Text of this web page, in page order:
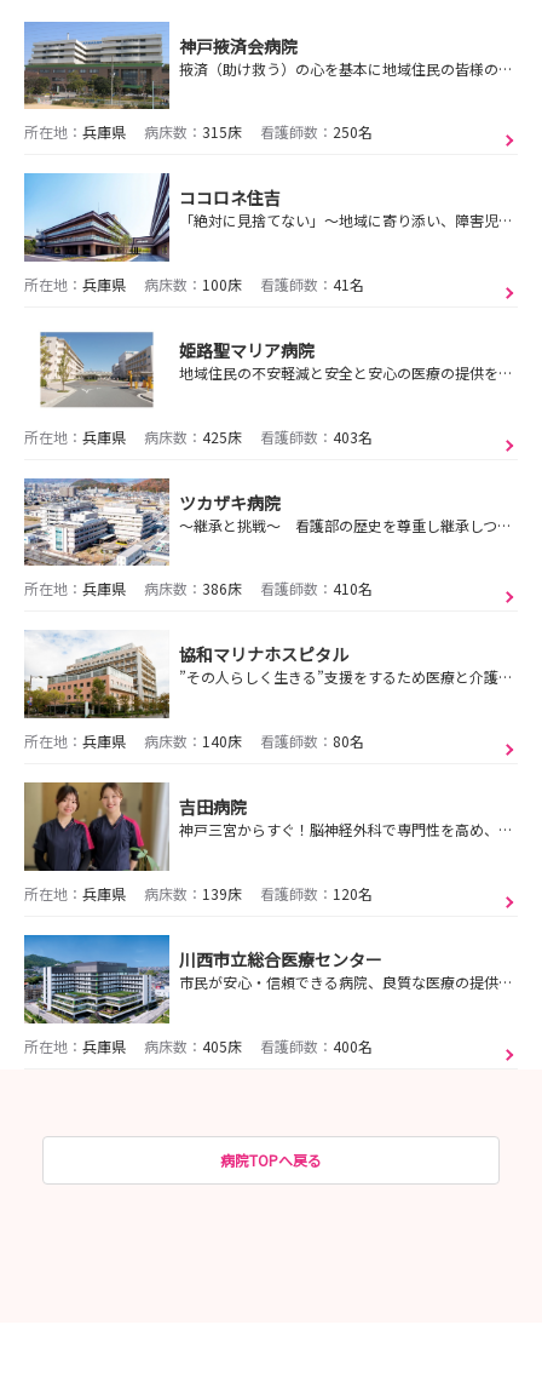
神戸掖済会病院
掖済（助け救う）の心を基本に地域住民の皆様の健康と生命を守ります。
所在地： 兵庫県 病床数： 315床 看護師数： 250名
ココロネ住吉
「絶対に見捨てない」～地域に寄り添い、障害児（者）の安心と自立を支える～
所在地： 兵庫県 病床数： 100床 看護師数： 41名
姫路聖マリア病院
地域住民の不安軽減と安全と安心の医療の提供を目指し、救急・周手術期・周産期医療の機能充実を図っています。
所在地： 兵庫県 病床数： 425床 看護師数： 403名
ツカザキ病院
～継承と挑戦～ 看護部の歴史を尊重し継承しつつ、新しい挑戦を続けています。
所在地： 兵庫県 病床数： 386床 看護師数： 410名
協和マリナホスピタル
”その人らしく生きる”支援をするため医療と介護を融合
所在地： 兵庫県 病床数： 140床 看護師数： 80名
吉田病院
神戸三宮からすぐ！脳神経外科で専門性を高め、患者様の回復を間近で実感。手厚いサポートと働きやすい環境で、あなたの看護師人生をスタート！
所在地： 兵庫県 病床数： 139床 看護師数： 120名
川西市立総合医療センター
市民が安心・信頼できる病院、良質な医療の提供をめざします
所在地： 兵庫県 病床数： 405床 看護師数： 400名
病院TOPへ戻る